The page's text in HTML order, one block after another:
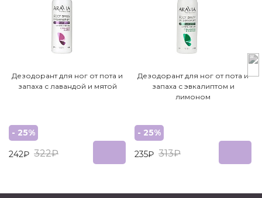
Дезодорант для ног от пота и
запаха с лавандой и мятой
- 25%
242₽ 322₽
Дезодорант для ног от пота и
запаха с эвкалиптом и
лимоном
- 25%
235₽ 313₽